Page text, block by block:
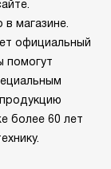
магазине.
официальный
помогут
более 60 лет